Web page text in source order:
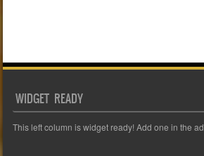
WIDGET READY
This left column is widget ready! Add one in the